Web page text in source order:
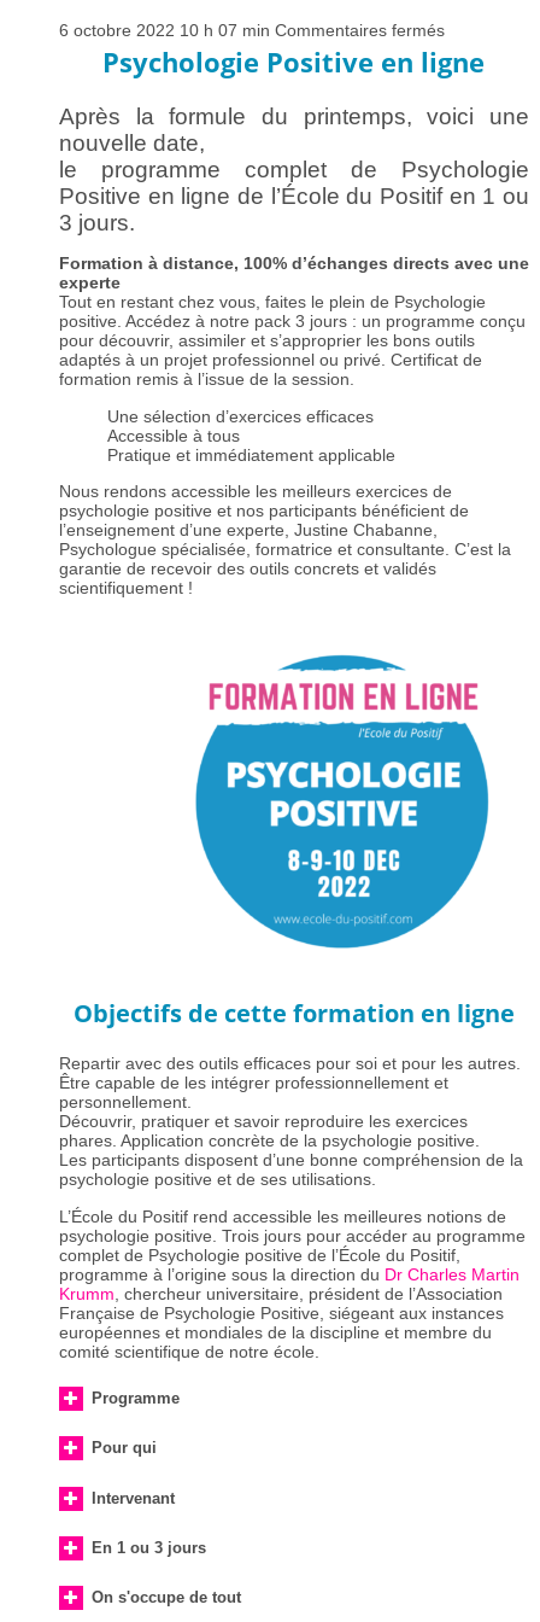
Exemple, un
sommeil perturbé engendre des troubles de
l’humeur : nous apprendrons les astuces pour
éviter ce piège.
6 octobre 2022 10 h 07 min Commentaires ferméssur
psychologie
en
ligne
Psychologie Positive en ligne
Après la formule du printemps, voici une
nouvelle date,
le programme complet de Psychologie
Positive en ligne de l’École du Positif en 1 ou
3 jours.
Formation à distance, 100% d’échanges directs avec une
experte
Tout en restant chez vous, faites le plein de Psychologie
positive. Accédez à notre pack 3 jours : un programme conçu
pour découvrir, assimiler et s’approprier les bons outils
adaptés à un projet professionnel ou privé. Certificat de
formation remis à l’issue de la session.
Une sélection d’exercices efficaces
Accessible à tous
Pratique et immédiatement applicable
Nous rendons accessible les meilleurs exercices de
psychologie positive et nos participants bénéficient de
l’enseignement d’une experte, Justine Chabanne,
Psychologue spécialisée, formatrice et consultante. C’est la
garantie de recevoir des outils concrets et validés
scientifiquement !
Objectifs de cette formation en ligne
Repartir avec des outils efficaces pour soi et pour les autres.
Être capable de les intégrer professionnellement et
personnellement.
Découvrir, pratiquer et savoir reproduire les exercices
phares. Application concrète de la psychologie positive.
Les participants disposent d’une bonne compréhension de la
psychologie positive et de ses utilisations.
L’École du Positif rend accessible les meilleures notions de
psychologie positive. Trois jours pour accéder au programme
complet de Psychologie positive de l’École du Positif,
programme à l’origine sous la direction du Dr Charles Martin
Krumm , chercheur universitaire, président de l’Association
Française de Psychologie Positive, siégeant aux instances
européennes et mondiales de la discipline et membre du
comité scientifique de notre école.
Programme
Pour qui
Intervenant
En 1 ou 3 jours
On s'occupe de tout